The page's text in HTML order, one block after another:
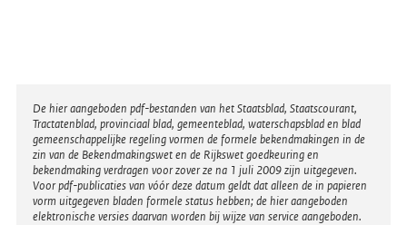
i
n
k
:
Disclaimer
De hier aangeboden pdf-bestanden van het Staatsblad, Staatscourant,
Tractatenblad, provinciaal blad, gemeenteblad, waterschapsblad en blad
gemeenschappelijke regeling vormen de formele bekendmakingen in de
zin van de Bekendmakingswet en de Rijkswet goedkeuring en
bekendmaking verdragen voor zover ze na 1 juli 2009 zijn uitgegeven.
Voor pdf-publicaties van vóór deze datum geldt dat alleen de in papieren
vorm uitgegeven bladen formele status hebben; de hier aangeboden
elektronische versies daarvan worden bij wijze van service aangeboden.